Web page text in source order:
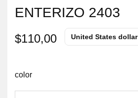
ENTERIZO 2403
$110,00 United States dollar
color